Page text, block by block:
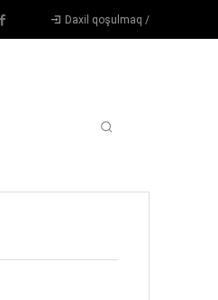
Daxil qoşulmaq /